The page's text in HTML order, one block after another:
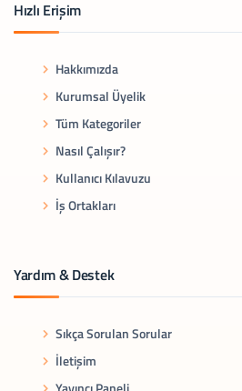
Hızlı Erişim
Hakkımızda
Kurumsal Üyelik
Tüm Kategoriler
Nasıl Çalışır?
Kullanıcı Kılavuzu
İş Ortakları
Yardım & Destek
Sıkça Sorulan Sorular
İletişim